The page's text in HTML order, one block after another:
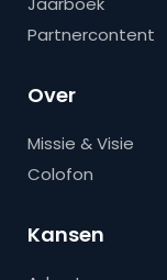
Partnercontent
Over
Missie & Visie
Colofon
Kansen